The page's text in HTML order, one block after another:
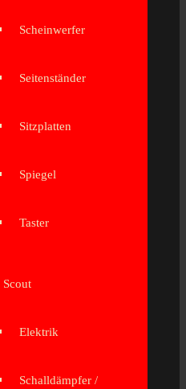
Scheinwerfer
Seitenständer
Sitzplatten
Spiegel
Taster
Elektrik
Schalldämpfer /